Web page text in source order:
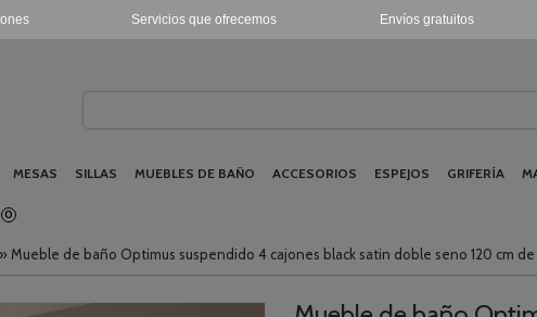
Envíos gratuitos
Servicios que ofrecemos
MESAS SILLAS MUEBLES DE BAÑO ACCESORIOS ESPEJOS GRIFERÍA
0
» Mueble de baño Optimus suspendido 4 cajones black satin doble seno 120 cm de